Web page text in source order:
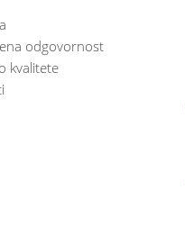
odgovornost
kvalitete